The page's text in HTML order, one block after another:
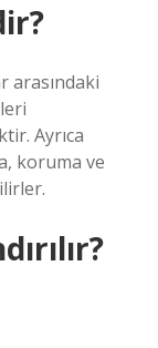
arasındaki
Ayrıca
koruma ve